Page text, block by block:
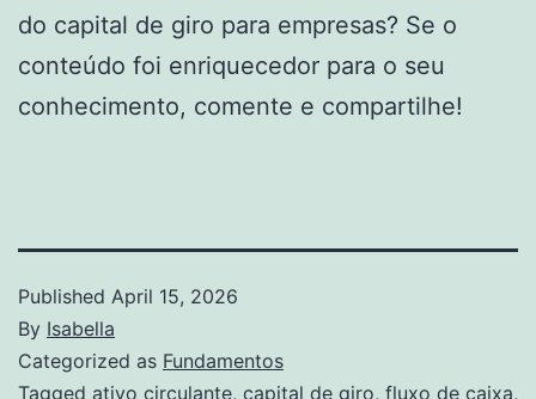
do capital de giro para empresas? Se o
conteúdo foi enriquecedor para o seu
conhecimento, comente e compartilhe!
Published April 15, 2026
By Isabella
Categorized as Fundamentos
Tagged ativo circulante, capital de giro, fluxo de caixa,